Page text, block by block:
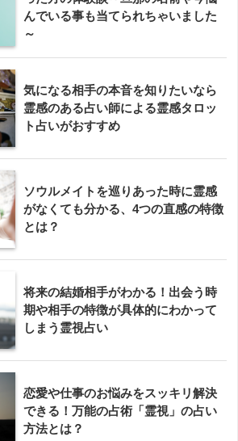
んでいる事も当てられちゃいました
～
気になる相手の本音を知りたいなら
霊感のある占い師による霊感タロッ
ト占いがおすすめ
ソウルメイトを巡りあった時に霊感
がなくても分かる、4つの直感の特徴
とは？
将来の結婚相手がわかる！出会う時
期や相手の特徴が具体的にわかって
しまう霊視占い
恋愛や仕事のお悩みをスッキリ解決
できる！万能の占術「霊視」の占い
方法とは？